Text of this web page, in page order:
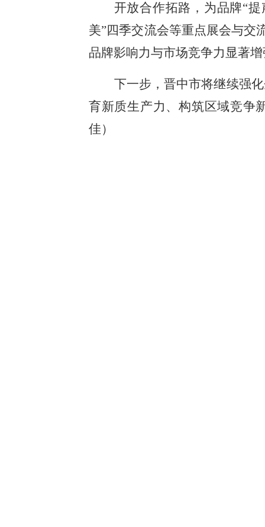
开放合作拓路，为品牌“
美”四季交流会等重点展会与交
品牌影响力与市场竞争力显著
下一步，晋中市将继续强
育新质生产力、构筑区域竞争
佳）